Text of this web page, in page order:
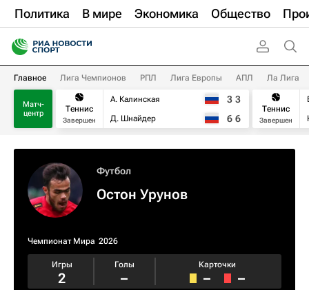
Политика В мире Экономика Общество
Главное Лига Чемпионов РПЛ Лига Европы АПЛ Ла Лига
Матч-
центр
Теннис
Завершен
А. Калинская
Д. Шнайдер
3 3
6 6
Теннис
Завершен
Футбол
Остон Урунов
Чемпионат Мира 2026
Игры
2
Голы
–
Карточки
– –